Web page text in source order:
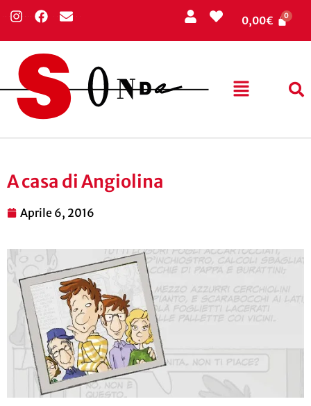
0,00€
A casa di Angiolina
Aprile 6, 2016